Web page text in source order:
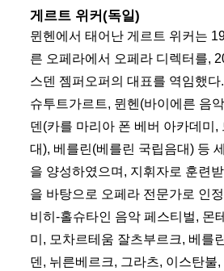
게르트 위커(독일)
뮌헨에서 태어난 게르트 위커는
른 오페라에서 오페라 디렉터를,
스덴 젬퍼오퍼의 대표를 역임했
슈투트가르트, 뮌헨(바이에른 음
덴(카를 마리아 폰 베버 아카데미,
대), 베를린(베를린 국립음대) 등
을 양성하였으며, 지휘자로 훈련
을 바탕으로 오페라 전문가로 인
비히-홀슈타인 음악 페스티벌, 몬
미, 모차르테움 잘츠부르크, 베를
덴, 뉘른베르크, 그라츠, 이스탄불,